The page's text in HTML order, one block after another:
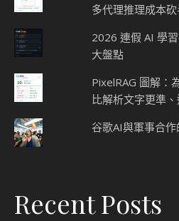
多代理推理成本
2026 連假 AI 學
大盤點
PixelRAG 圖解：
比解析文字更準
谷歌AI與軍事合
Recent Posts